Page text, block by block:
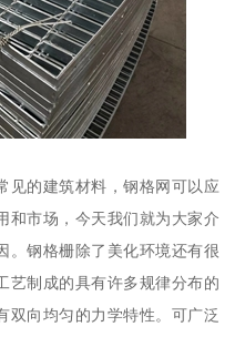
见的建筑材料，钢格网可以应
和市场，今天我们就为大家介
。钢格栅除了美化环境还有很
艺制成的具有许多规律分布的
双向均匀的力学特性。可广泛